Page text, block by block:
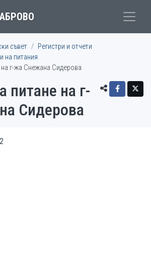
съвет
Регистри и отчети
на питания
г-жа Снежана Сидерова
питане на г-
Сидерова